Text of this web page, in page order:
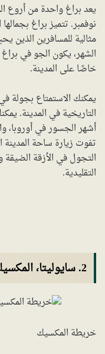
يعد براغ واحدة من أروع
نوفمبر. تتميز براغ
مثالية للمسافرين الذين
الشهر، يكون الجو في
خاصًا على المدينة.
يمكنك الاستمتاع بجولة
التاريخية في المدينة.
أشهر الجسور في أوروبا،
تفوت زيارة ساحة
التجول في الأزقة
التقليدية.
2. سايوليتا، المكسيك
خريطة المكسيك